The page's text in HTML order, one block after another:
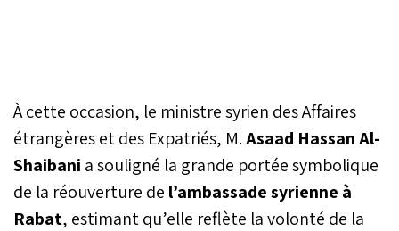
À cette occasion, le ministre syrien des Affaires
étrangères et des Expatriés, M.Asaad Hassan Al-
Shaibani a souligné la grande portée symbolique
de la réouverture de l’ambassade syrienne à
Rabat, estimant qu’elle reflète la volonté de la